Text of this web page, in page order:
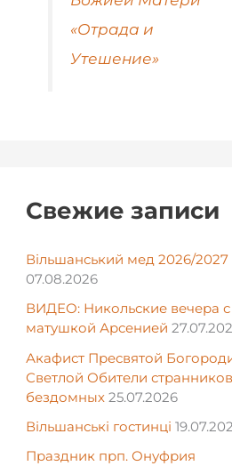
«Отрада и
Утешение»
Свежие записи
Вільшанський мед 2026/2027
07.08.2026
ВИДЕО: Никольские вечера с
матушкой Арсенией
Акафист Пресвятой
Светлой Обители странников
бездомных 25.07.2026
Вільшанські гостинці
Праздник прп. Онуфрия